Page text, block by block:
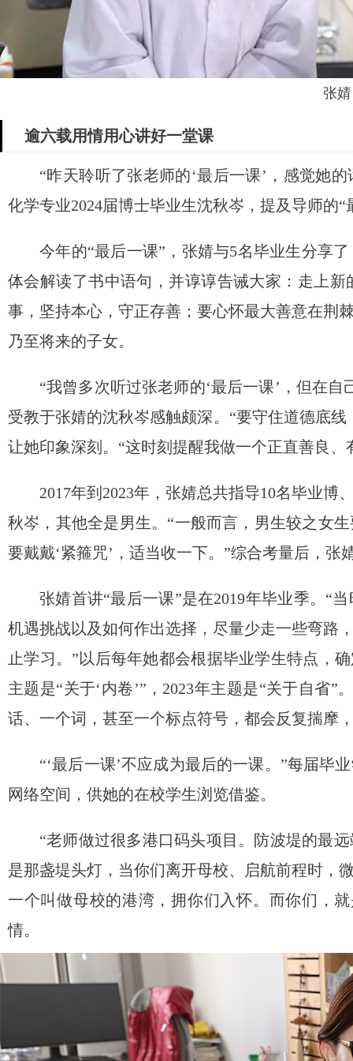
张
逾六载用情用心讲好一堂课
“昨天聆听了张老师的‘最后一课’，感觉她
化学专业2024届博士毕业生沈秋岑，提及导师的
今年的“最后一课”，张婧与5名毕业生分享
体会解读了书中语句，并谆谆告诫大家：走上
事，坚持本心，守正存善；要心怀最大善意在荆
乃至将来的子女。
“我曾多次听过张老师的‘最后一课’，但在
受教于张婧的沈秋岑感触颇深。“要守住道德底
让她印象深刻。“这时刻提醒我做一个正直善良、
2017年到2023年，张婧总共指导10名毕业
秋岑，其他全是男生。“一般而言，男生较之女
要戴戴‘紧箍咒’，适当收一下。”综合考量后，张
张婧首讲“最后一课”是在2019年毕业季。“
机遇挑战以及如何作出选择，尽量少走一些弯路
止学习。”以后每年她都会根据毕业学生特点，
主题是“关于‘内卷’”，2023年主题是“关于自省
话、一个词，甚至一个标点符号，都会反复揣摩
“‘最后一课’不应成为最后的一课。”每届毕
网络空间，供她的在校学生浏览借鉴。
“老师做过很多港口码头项目。防波堤的最
是那盏堤头灯，当你们离开母校、启航前程时，
一个叫做母校的港湾，拥你们入怀。而你们，
情。